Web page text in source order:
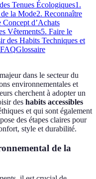
Tenues Écologiques1.
la Mode2. Reconnaître
d’Achats
Vêtements5. Faire le
des Habits Techniques et
Glossaire
dans le secteur du
environnementales et
cherchent à adopter un
des habits accessibles
et qui sont également
des étapes claires pour
style et durabilité.
de la